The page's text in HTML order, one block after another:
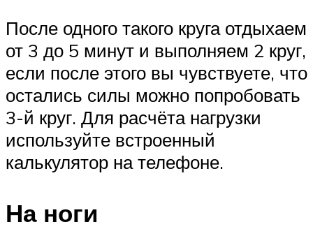
После одного такого круга отдыхаем
от 3 до 5 минут и выполняем 2 круг,
если после этого вы чувствуете, что
остались силы можно попробовать
3-й круг. Для расчёта нагрузки
используйте встроенный
калькулятор на телефоне.
На ноги